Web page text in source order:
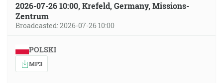
2026-07-26 10:00, Krefeld, Germany, Missions-
Zentrum
Broadcasted: 2026-07-26 10:00
POLSKI
MP3